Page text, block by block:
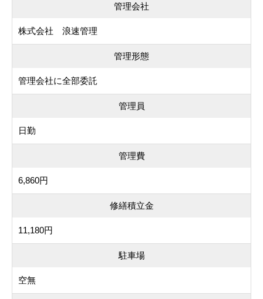
管理会社
株式会社 浪速管理
管理形態
管理会社に全部委託
管理員
日勤
管理費
6,860円
修繕積立金
11,180円
駐車場
空無